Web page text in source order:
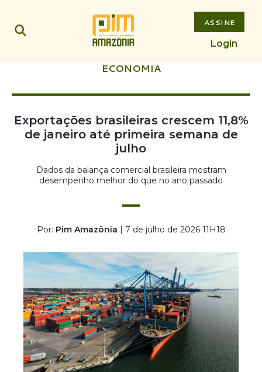
ASSINE
Login
ECONOMIA
Exportações brasileiras crescem 11,8%
de janeiro até primeira semana de
julho
Dados da balança comercial brasileira mostram
desempenho melhor do que no ano passado
Por: Pim Amazônia | 7 de julho de 2026 11H18